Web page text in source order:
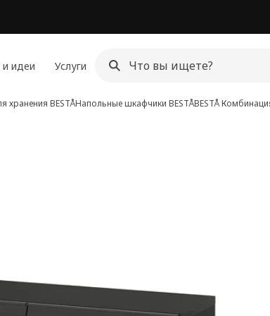
идеи Услуги
хранения BESTÅНапольные шкафчики BESTÅBESTÅ